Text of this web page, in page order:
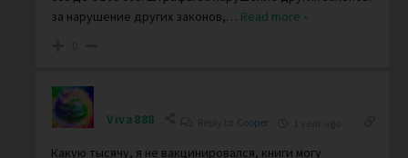
за нарушение других законов,… Read more »
Viva888 Cooper
Какую тысячу, я не вакцинировался, книги могу